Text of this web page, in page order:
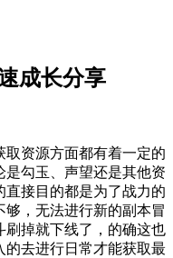
成长分享
资源方面都有着一定的
是勾玉、声望还是其他资
接目的都是为了战力的
，无法进行新的副本冒
刷掉就下线了，的确这也
的去进行日常才能获取最